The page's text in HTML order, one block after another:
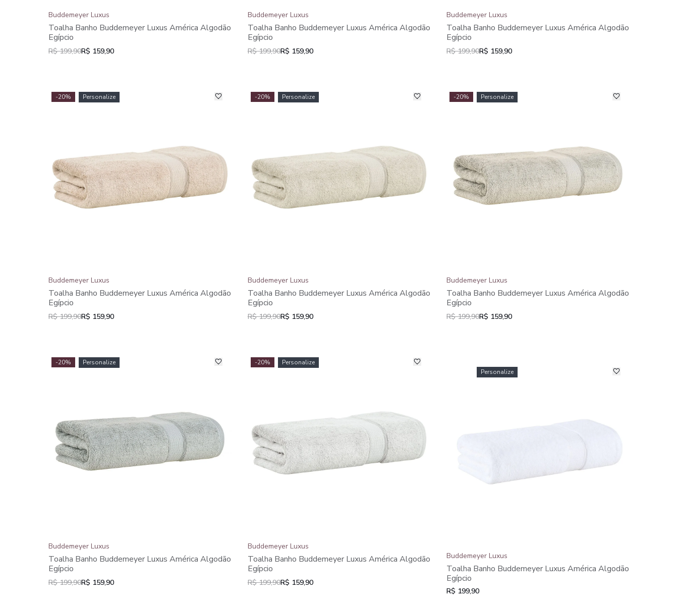
Buddemeyer Luxus
Toalha Banho Buddemeyer Luxus América Algodão
Egípcio
R$ 199,90R$ 159,90
Buddemeyer Luxus
Toalha Banho Buddemeyer Luxus América Algodão
Egípcio
R$ 199,90R$ 159,90
Buddemeyer Luxus
Toalha Banho Buddemeyer Luxus América Algodão
Egípcio
R$ 199,90R$ 159,90
Personalize
-20%
Buddemeyer Luxus
Toalha Banho Buddemeyer Luxus América Algodão
Egípcio
R$ 199,90R$ 159,90
Personalize
-20%
Buddemeyer Luxus
Toalha Banho Buddemeyer Luxus América Algodão
Egípcio
R$ 199,90R$ 159,90
Personalize
-20%
Buddemeyer Luxus
Toalha Banho Buddemeyer Luxus América Algodão
Egípcio
R$ 199,90R$ 159,90
Personalize
-20%
Buddemeyer Luxus
Toalha Banho Buddemeyer Luxus América Algodão
Egípcio
R$ 199,90R$ 159,90
Personalize
-20%
Buddemeyer Luxus
Toalha Banho Buddemeyer Luxus América Algodão
Egípcio
R$ 199,90R$ 159,90
Personalize
Buddemeyer Luxus
Toalha Banho Buddemeyer Luxus América Algodão
Egípcio
R$ 199,90